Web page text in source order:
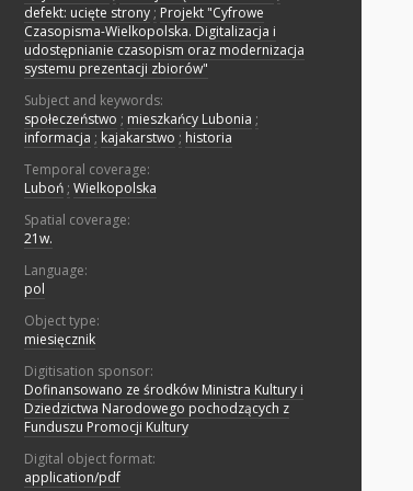
defekt: ucięte strony ; Projekt "Cyfrowe
Czasopisma-Wielkopolska. Digitalizacja i
udostępnianie czasopism oraz modernizacja
systemu prezentacji zbiorów"
Subject and keywords:
społeczeństwo ; mieszkańcy Lubonia ;
informacja ; kajakarstwo ; historia
Temporal coverage:
Luboń ; Wielkopolska
Spatial coverage:
21w.
Language:
pol
Object type:
miesięcznik
Digitisation sponsor:
Dofinansowano ze środków Ministra Kultury i
Dziedzictwa Narodowego pochodzących z
Funduszu Promocji Kultury
Digital object format:
application/pdf